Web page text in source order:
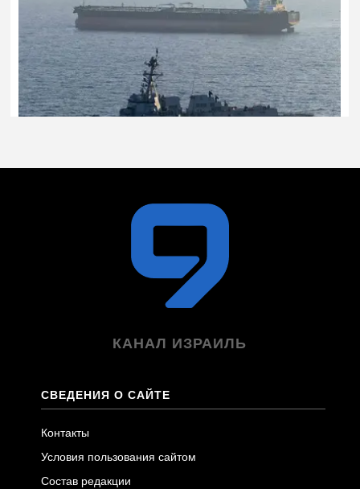
КАНАЛ ИЗРАИЛЬ
СВЕДЕНИЯ О САЙТЕ
Контакты
Условия пользования сайтом
Состав редакции